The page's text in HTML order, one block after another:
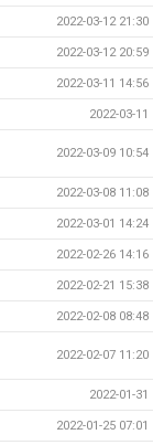
2022-03-12 21:30
2022-03-12 20:59
2022-03-11 14:56
2022-03-11
2022-03-09 10:54
2022-03-08 11:08
2022-03-01 14:24
2022-02-26 14:16
2022-02-21 15:38
2022-02-08 08:48
2022-02-07 11:20
2022-01-31
2022-01-25 07:01